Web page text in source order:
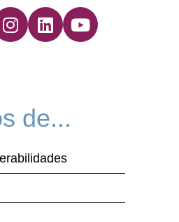
de...